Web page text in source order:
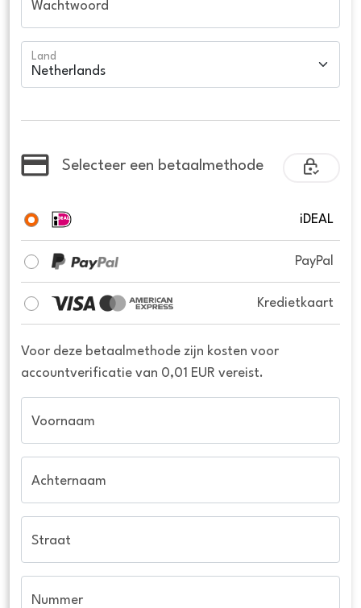
Wachtwoord
Land
Selecteer een betaalmethode
iDEAL
PayPal
Kredietkaart
Voor deze betaalmethode zijn kosten voor
accountverificatie van 0,01 EUR vereist.
Voornaam
Achternaam
Straat
Nummer